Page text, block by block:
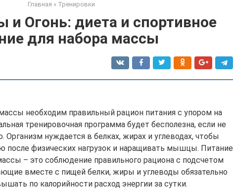
Главная » Тренировки
Огонь: диета и спортивное
для набора массы
необходим правильный рацион питания с упором на
тренировочная программа будет бесполезна, если не
Организм нуждается в белках, жирах и углеводах, чтобы
после физических нагрузок и наращивать мышцы. Питание
– это соблюдение правильного рациона с подсчетом
вместе с пищей белки, жиры и углеводы обязательно
по калорийности расход энергии за сутки.